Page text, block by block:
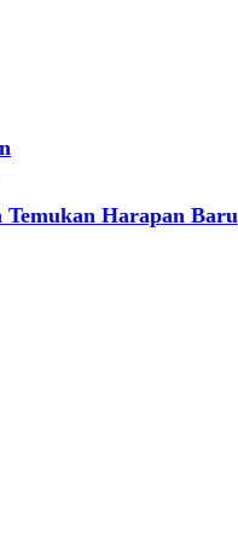
Harapan Baru